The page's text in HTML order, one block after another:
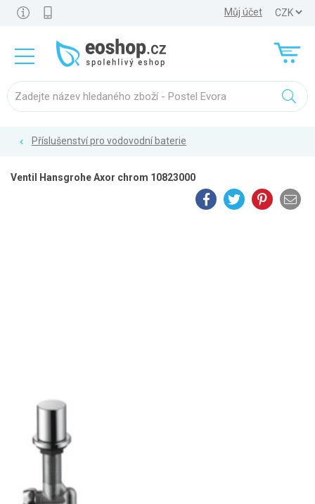
Můj účet
Příslušenství pro vodovodní baterie
Ventil Hansgrohe Axor chrom 10823000